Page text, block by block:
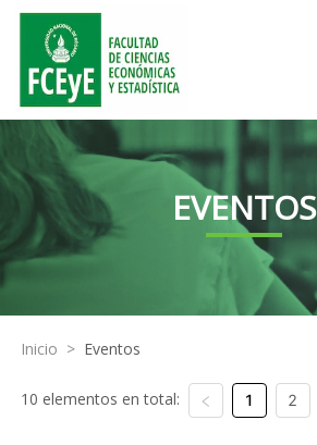
EVENTOS
Inicio > Eventos
10 elementos en total: 1 2